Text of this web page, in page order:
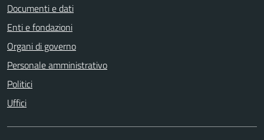
Documenti e dati
Enti e fondazioni
Organi di governo
Personale amministrativo
Politici
Uffici